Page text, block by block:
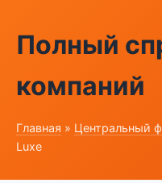
Полный
компаний
Главная » Центральный
Luxe